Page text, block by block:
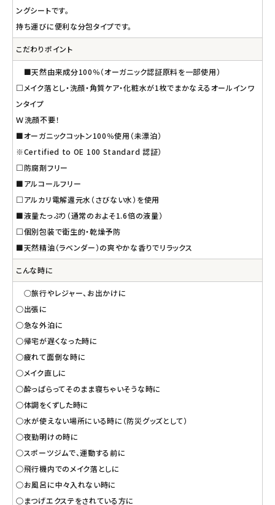
ングシートです。
持ち運びに便利な分包タイプです。
こだわりポイント
■天然由来成分100％（オーガニック認証原料を一部使用）
□メイク落とし・洗顔・角質ケア・化粧水が1枚でまかなえるオールインワ
ンタイプ
Ｗ洗顔不要！
■オーガニックコットン100％使用（未漂泊）
※Certified to OE 100 Standard 認証）
□防腐剤フリー
■アルコールフリー
□アルカリ電解還元水（さびない水）を使用
■液量たっぷり（通常のおよそ1.6倍の液量）
□個別包装で衛生的・乾燥予防
■天然精油（ラベンダー）の爽やかな香りでリラックス
こんな時に
○旅行やレジャー、お出かけに
○出張に
○急な外泊に
○帰宅が遅くなった時に
○疲れて面倒な時に
○メイク直しに
○酔っぱらってそのまま寝ちゃいそうな時に
○体調をくずした時に
○水が使えない場所にいる時に（防災グッズとして）
○夜勤明けの時に
○スポーツジムで、運動する前に
○飛行機内でのメイク落としに
○お風呂に中々入れない時に
○まつげエクステをされている方に